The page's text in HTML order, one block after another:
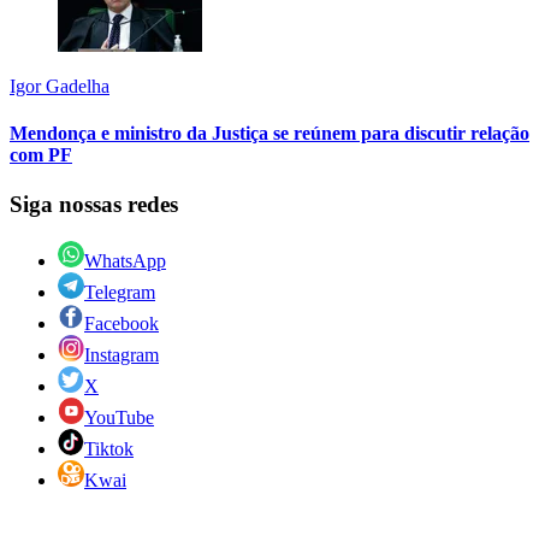
Igor Gadelha
Mendonça e ministro da Justiça se reúnem para discutir relação
com PF
Siga nossas redes
WhatsApp
Telegram
Facebook
Instagram
X
YouTube
Tiktok
Kwai